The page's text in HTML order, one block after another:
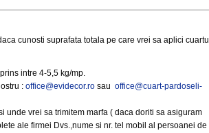
cunosti suprafata totala pe care vrei sa aplici cuartul
intre 4-5,5 kg/mp.
: office@evidecor.ro sau office@cuart-pardoseli-
unde vrei sa trimitem marfa ( daca doriti sa asiguram
ale firmei Dvs.,nume si nr. tel mobil al persoanei de